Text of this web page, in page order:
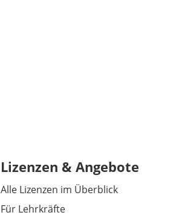
Lizenzen & Angebote
Alle Lizenzen im Überblick
Für Lehrkräfte